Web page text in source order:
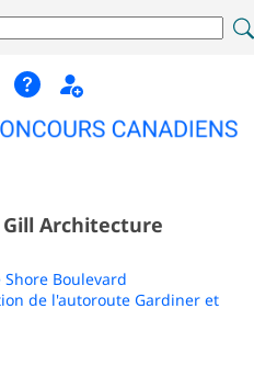
Architecture
Boulevard
de l'autoroute Gardiner et